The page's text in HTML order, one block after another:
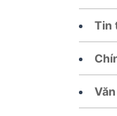
Tin